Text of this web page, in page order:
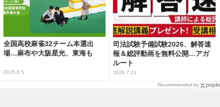
全国高校麻雀32チーム本選出
場…麻布や大阪星光、東海も
2026.8.5
司法試験予備試験2026、解答速
報＆総評動画を無料公開…アガ
ルート
2026.7.21
Recommended by